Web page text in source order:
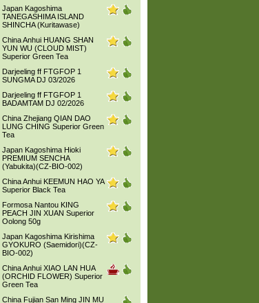
Japan Kagoshima
TANEGASHIMA ISLAND
SHINCHA (Kuritawase)
China Anhui HUANG SHAN
YUN WU (CLOUD MIST)
Superior Green Tea
Darjeeling ff FTGFOP 1
SUNGMA DJ 03/2026
Darjeeling ff FTGFOP 1
BADAMTAM DJ 02/2026
China Zhejiang QIAN DAO
LUNG CHING Superior Green
Tea
Japan Kagoshima Hioki
PREMIUM SENCHA
(Yabukita)(CZ-BIO-002)
China Anhui KEEMUN HAO YA
Superior Black Tea
Formosa Nantou KING
PEACH JIN XUAN Superior
Oolong 50g
Japan Kagoshima Kirishima
GYOKURO (Saemidori)(CZ-
BIO-002)
China Anhui XIAO LAN HUA
(ORCHID FLOWER) Superior
Green Tea
China Fujian San Ming JIN MU